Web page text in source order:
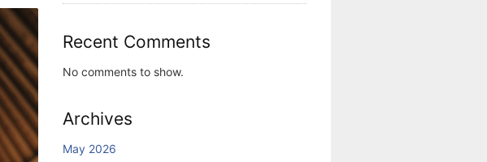
Recent Comments
No comments to show.
Archives
May 2026